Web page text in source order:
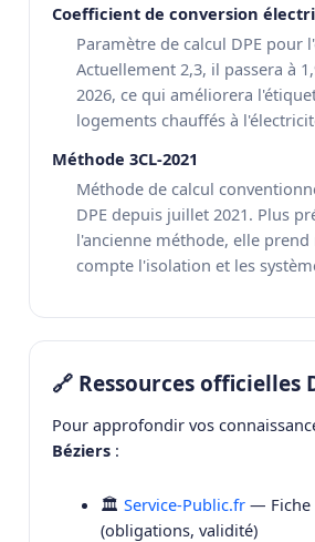
Coefficient de conversion
Paramètre de calcul DPE pour
Actuellement 2,3, il passera à
2026, ce qui améliorera
logements chauffés à
Méthode 3CL-2021
Méthode de calcul
DPE depuis juillet 2021. Plus
l'ancienne méthode, elle prend
compte l'isolation et les
🔗 Ressources officielles
Pour approfondir vos
Béziers :
🏛️ Service-Public.fr— Fiche
(obligations, validité)